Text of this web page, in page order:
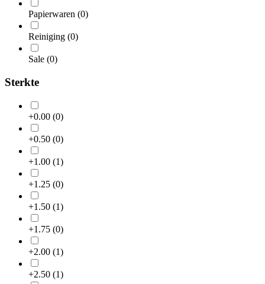
Papierwaren (0)
Reiniging (0)
Sale (0)
Sterkte
+0.00 (0)
+0.50 (0)
+1.00 (1)
+1.25 (0)
+1.50 (1)
+1.75 (0)
+2.00 (1)
+2.50 (1)